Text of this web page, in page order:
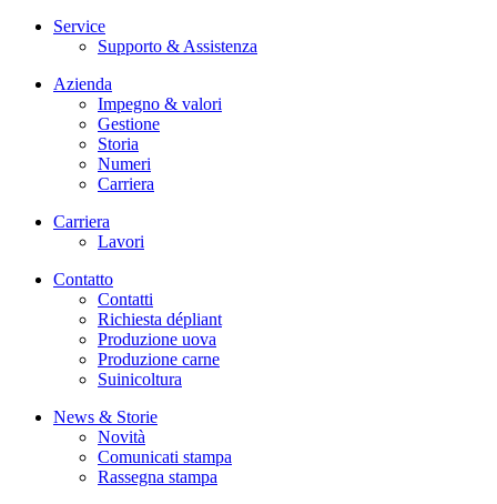
Service
Supporto & Assistenza
Azienda
Impegno & valori
Gestione
Storia
Numeri
Carriera
Carriera
Lavori
Contatto
Contatti
Richiesta dépliant
Produzione uova
Produzione carne
Suinicoltura
News & Storie
Novità
Comunicati stampa
Rassegna stampa